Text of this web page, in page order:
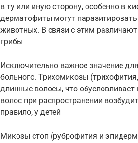
в ту или иную сторону, особенно в
дерматофиты могут
животных. В связи с этим
грибы
Исключительно важное значение
больного. Трихомикозы
длинные волосы, что
волос при распространении
правило, у детей
Микозы стоп (руброфития и